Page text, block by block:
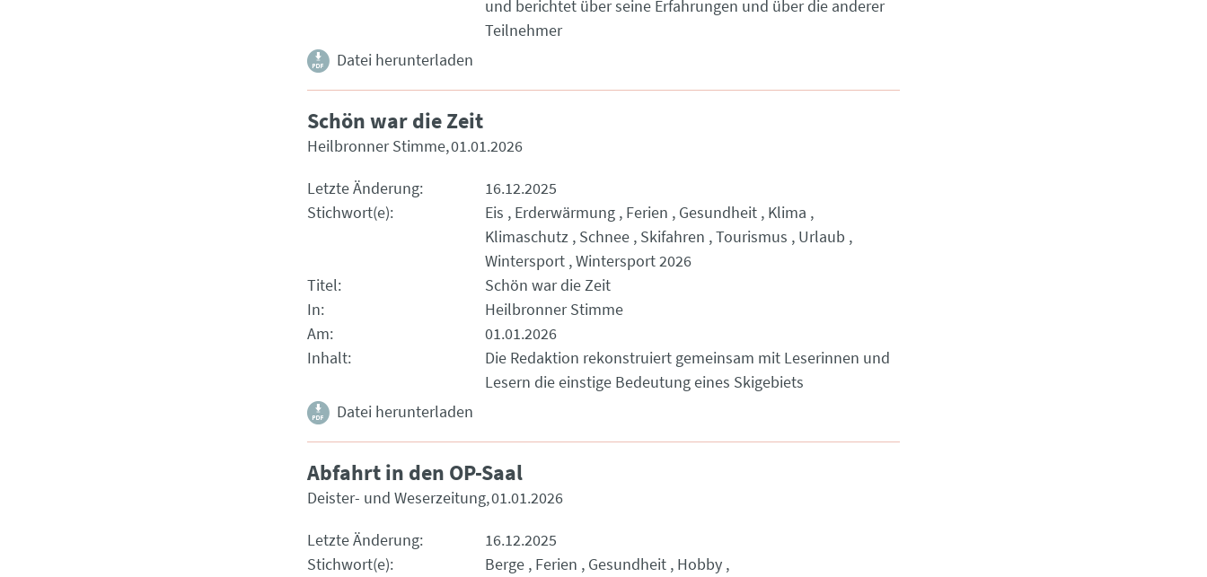
und berichtet über seine Erfahrungen und über die anderer
Teilnehmer
Datei herunterladen
Schön war die Zeit
Heilbronner Stimme 01.01.2026
Letzte Änderung
16.12.2025
Stichwort(e)
Eis Erderwärmung Ferien Gesundheit Klima
Klimaschutz Schnee Skifahren Tourismus
Urlaub
Wintersport Wintersport 2026
Titel
Schön war die Zeit
In
Heilbronner Stimme
Am
01.01.2026
Inhalt
Die Redaktion rekonstruiert gemeinsam mit Leserinnen und
Lesern die einstige Bedeutung eines Skigebiets
Datei herunterladen
Abfahrt in den OP-Saal
Deister- und Weserzeitung 01.01.2026
Letzte Änderung
16.12.2025
Stichwort(e)
Berge Ferien Gesundheit Hobby